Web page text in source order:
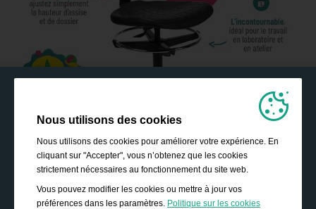
Nous utilisons des cookies
Nous utilisons des cookies pour améliorer votre expérience. En
cliquant sur "Accepter", vous n’obtenez que les cookies
strictement nécessaires au fonctionnement du site web.
Vous pouvez modifier les cookies ou mettre à jour vos
préférences dans les paramètres. Politique sur les cookies